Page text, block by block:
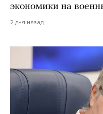
экономики на
2 дня назад